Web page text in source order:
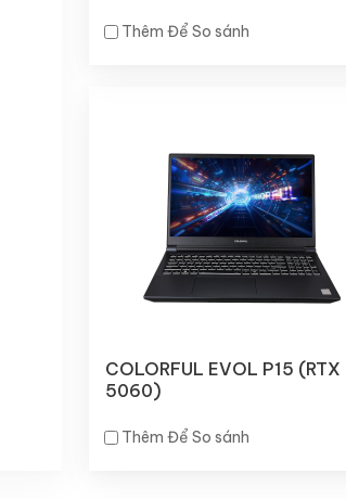
Thêm Để So sánh
COLORFUL EVOL P15 (RTX
5060)
Thêm Để So sánh